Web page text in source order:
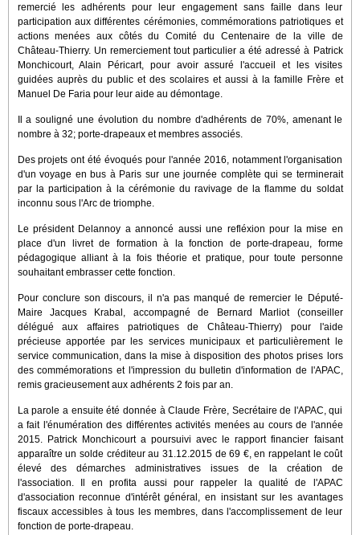
remercié les adhérents pour leur engagement sans faille dans leur
participation aux différentes cérémonies, commémorations patriotiques et
actions menées aux côtés du Comité du Centenaire de la ville de
Château-Thierry. Un remerciement tout particulier a été adressé à Patrick
Monchicourt, Alain Péricart, pour avoir assuré l'accueil et les visites
guidées auprès du public et des scolaires et aussi à la famille Frère et
Manuel De Faria pour leur aide au démontage.
Il a souligné une évolution du nombre d'adhérents de 70%, amenant le
nombre à 32; porte-drapeaux et membres associés.
Des projets ont été évoqués pour l'année 2016, notamment l'organisation
d'un voyage en bus à Paris sur une journée complète qui se terminerait
par la participation à la cérémonie du ravivage de la flamme du soldat
inconnu sous l'Arc de triomphe.
Le président Delannoy a annoncé aussi une refléxion pour la mise en
place d'un livret de formation à la fonction de porte-drapeau, forme
pédagogique alliant à la fois théorie et pratique, pour toute personne
souhaitant embrasser cette fonction.
Pour conclure son discours, il n'a pas manqué de remercier le Député-
Maire Jacques Krabal, accompagné de Bernard Marliot (conseiller
délégué aux affaires patriotiques de Château-Thierry) pour l'aide
précieuse apportée par les services municipaux et particulièrement le
service communication, dans la mise à disposition des photos prises lors
des commémorations et l'impression du bulletin d'information de l'APAC,
remis gracieusement aux adhérents 2 fois par an.
La parole a ensuite été donnée à Claude Frère, Secrétaire de l'APAC, qui
a fait l'énumération des différentes activités menées au cours de l'année
2015. Patrick Monchicourt a poursuivi avec le rapport financier faisant
apparaître un solde créditeur au 31.12.2015 de 69 €, en rappelant le coût
élevé des démarches administratives issues de la création de
l'association. Il en profita aussi pour rappeler la qualité de l'APAC
d'association reconnue d'intérêt général, en insistant sur les avantages
fiscaux accessibles à tous les membres, dans l'accomplissement de leur
fonction de porte-drapeau.